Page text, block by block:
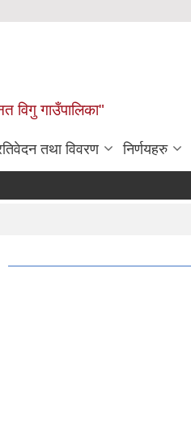
विगु गाउँपालिका"
तथा विवरण निर्णयहरु